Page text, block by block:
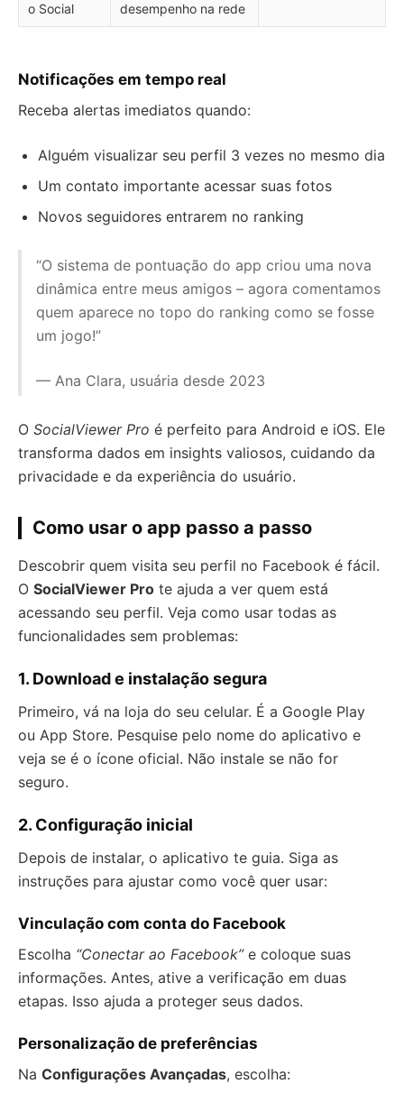
o Social desempenho na rede
Notificações em tempo real
Receba alertas imediatos quando:
Alguém visualizar seu perfil 3 vezes no mesmo dia
Um contato importante acessar suas fotos
Novos seguidores entrarem no ranking
“O sistema de pontuação do app criou uma nova
dinâmica entre meus amigos – agora comentamos
quem aparece no topo do ranking como se fosse
um jogo!”
— Ana Clara, usuária desde 2023
O SocialViewer Pro é perfeito para Android e iOS. Ele
transforma dados em insights valiosos, cuidando da
privacidade e da experiência do usuário.
Como usar o app passo a passo
Descobrir quem visita seu perfil no Facebook é fácil.
O SocialViewer Pro te ajuda a ver quem está
acessando seu perfil. Veja como usar todas as
funcionalidades sem problemas:
1. Download e instalação segura
Primeiro, vá na loja do seu celular. É a Google Play
ou App Store. Pesquise pelo nome do aplicativo e
veja se é o ícone oficial. Não instale se não for
seguro.
2. Configuração inicial
Depois de instalar, o aplicativo te guia. Siga as
instruções para ajustar como você quer usar:
Vinculação com conta do Facebook
Escolha “Conectar ao Facebook”e coloque suas
informações. Antes, ative a verificação em duas
etapas. Isso ajuda a proteger seus dados.
Personalização de preferências
Na Configurações Avançadas, escolha: